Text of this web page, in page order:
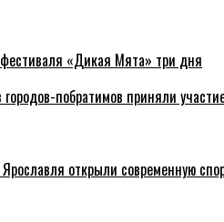
«Дикая Мята» три дня
побратимов приняли
открыли современную